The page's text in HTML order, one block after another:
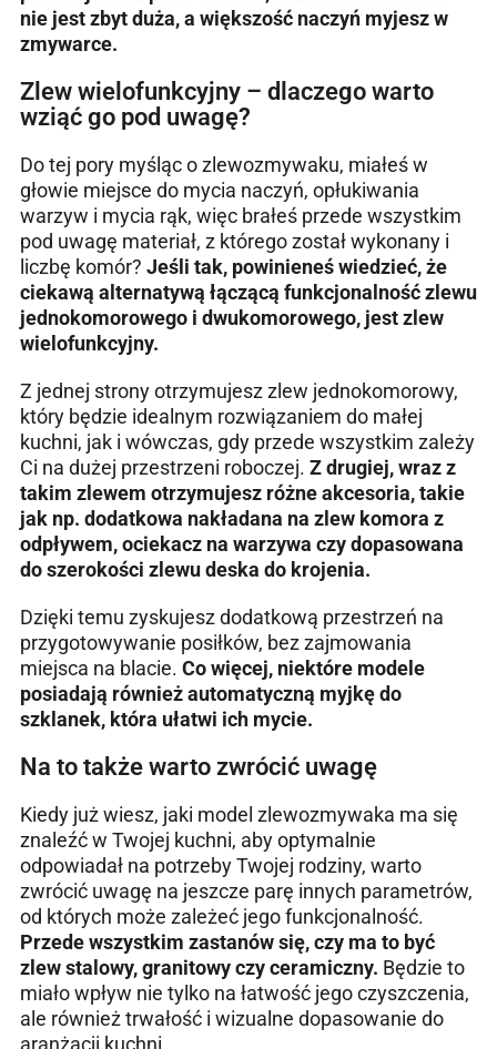
nie jest zbyt duża, a większość naczyń myjesz w
zmywarce.
Zlew wielofunkcyjny – dlaczego warto
wziąć go pod uwagę?
Do tej pory myśląc o zlewozmywaku, miałeś w
głowie miejsce do mycia naczyń, opłukiwania
warzyw i mycia rąk, więc brałeś przede wszystkim
pod uwagę materiał, z którego został wykonany i
liczbę komór? Jeśli tak, powinieneś wiedzieć, że
ciekawą alternatywą łączącą funkcjonalność zlewu
jednokomorowego i dwukomorowego, jest zlew
wielofunkcyjny.
Z jednej strony otrzymujesz zlew jednokomorowy,
który będzie idealnym rozwiązaniem do małej
kuchni, jak i wówczas, gdy przede wszystkim zależy
Ci na dużej przestrzeni roboczej. Z drugiej, wraz z
takim zlewem otrzymujesz różne akcesoria, takie
jak np. dodatkowa nakładana na zlew komora z
odpływem, ociekacz na warzywa czy dopasowana
do szerokości zlewu deska do krojenia.
Dzięki temu zyskujesz dodatkową przestrzeń na
przygotowywanie posiłków, bez zajmowania
miejsca na blacie. Co więcej, niektóre modele
posiadają również automatyczną myjkę do
szklanek, która ułatwi ich mycie.
Na to także warto zwrócić uwagę
Kiedy już wiesz, jaki model zlewozmywaka ma się
znaleźć w Twojej kuchni, aby optymalnie
odpowiadał na potrzeby Twojej rodziny, warto
zwrócić uwagę na jeszcze parę innych parametrów,
od których może zależeć jego funkcjonalność.
Przede wszystkim zastanów się, czy ma to być
zlew stalowy, granitowy czy ceramiczny. Będzie to
miało wpływ nie tylko na łatwość jego czyszczenia,
ale również trwałość i wizualne dopasowanie do
aranżacji kuchni.